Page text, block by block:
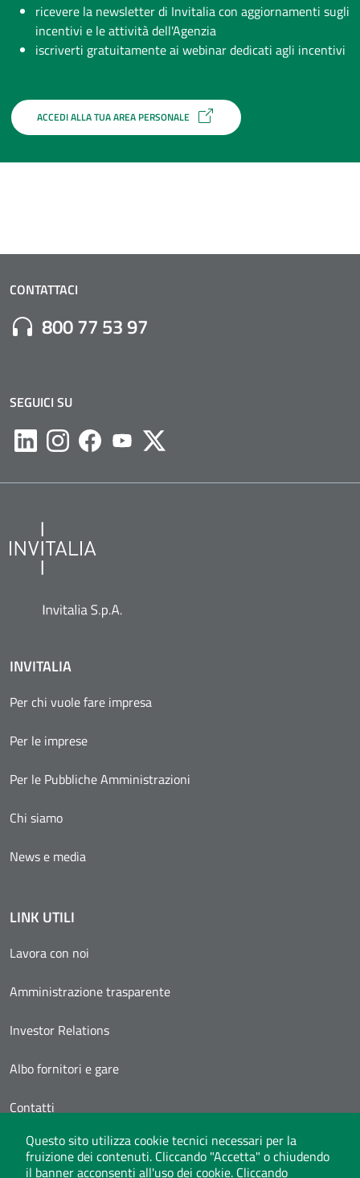
Questo sito utilizza cookie tecnici necessari per la
fruizione dei contenuti. Cliccando "Accetta" o chiudendo
il banner acconsenti all'uso dei cookie. Cliccando
ricevere la newsletter di Invitalia con aggiornamenti sugli
incentivi e le attività dell'Agenzia
iscriverti gratuitamente ai webinar dedicati agli incentivi
ACCEDI ALLA TUA AREA PERSONALE
CONTATTACI
Numero di Telefono:
800 77 53 97
SEGUICI SU
LikedinInstagramFacebookYoutubeTwitter
INVITALIA
Per chi vuole fare impresa
Per le imprese
Per le Pubbliche Amministrazioni
Chi siamo
News e media
LINK UTILI
Lavora con noi
Amministrazione trasparente
Investor Relations
Albo fornitori e gare
Contatti
Area Personale